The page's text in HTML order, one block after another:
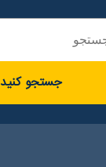
جستجو کنید